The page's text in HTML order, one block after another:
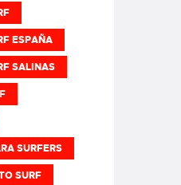
ESPAÑA
SALINAS
SURFERS
SURF